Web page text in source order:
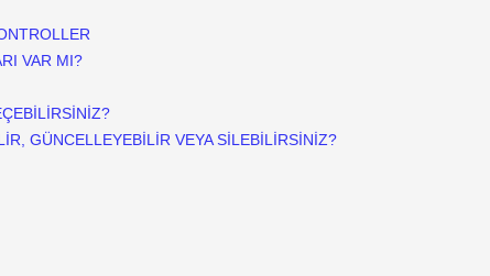
VAR MI?
GÜNCELLEYEBİLİR VEYA SİLEBİLİRSİNİZ?